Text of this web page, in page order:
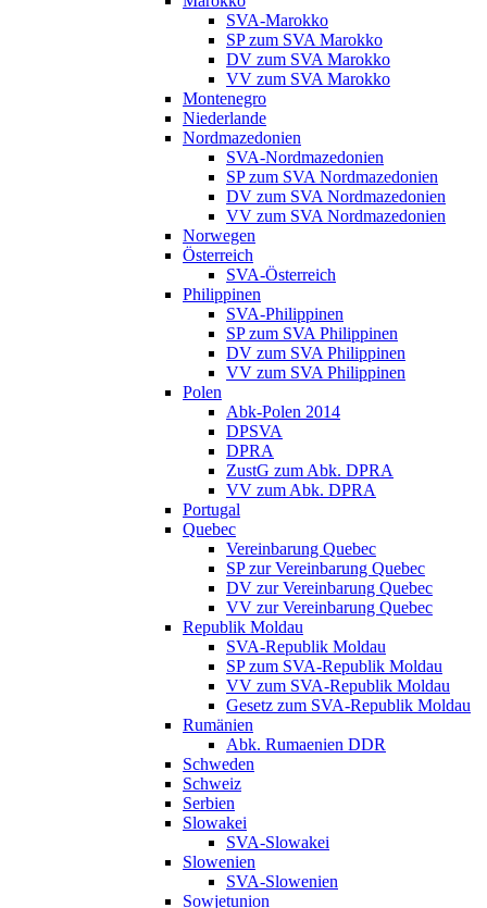
SVA-Marokko
SP zum SVA Marokko
DV zum SVA Marokko
VV zum SVA Marokko
Montenegro
Niederlande
Nordmazedonien
SVA-Nordmazedonien
SP zum SVA Nordmazedonien
DV zum SVA Nordmazedonien
VV zum SVA Nordmazedonien
Norwegen
Österreich
SVA-Österreich
Philippinen
SVA-Philippinen
SP zum SVA Philippinen
DV zum SVA Philippinen
VV zum SVA Philippinen
Polen
Abk-Polen 2014
DPSVA
DPRA
ZustG zum Abk. DPRA
VV zum Abk. DPRA
Portugal
Quebec
Vereinbarung Quebec
SP zur Vereinbarung Quebec
DV zur Vereinbarung Quebec
VV zur Vereinbarung Quebec
Republik Moldau
SVA-Republik Moldau
SP zum SVA-Republik Moldau
VV zum SVA-Republik Moldau
Gesetz zum SVA-Republik Moldau
Rumänien
Abk. Rumaenien DDR
Schweden
Schweiz
Serbien
Slowakei
SVA-Slowakei
Slowenien
SVA-Slowenien
Sowjetunion